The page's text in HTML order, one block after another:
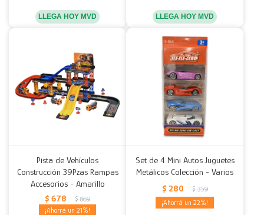
LLEGA HOY MVD LLEGA HOY MVD
Pista de Vehículos
Construcción 39Pzas Rampas
Accesorios - Amarillo
$ 678 $ 869
21
Set de 4 Mini Autos Juguetes
Metálicos Colección - Varios
$ 280 $ 359
22